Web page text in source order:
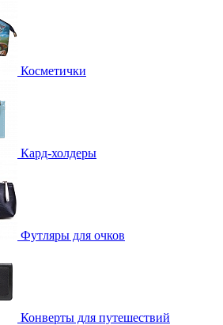
Косметички
Кард-холдеры
Футляры для очков
Конверты для путешествий